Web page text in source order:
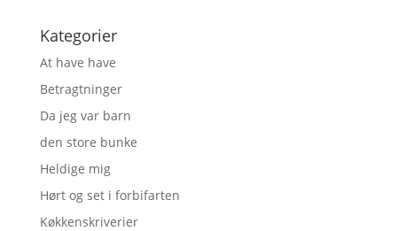
Kategorier
At have have
Betragtninger
Da jeg var barn
den store bunke
Heldige mig
Hørt og set i forbifarten
Køkkenskriverier